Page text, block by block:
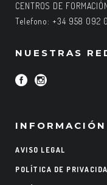
CENTROS DE
Telefono: +34 958 092
NUESTRAS
AVISO LEGAL
POLÍTICA DE